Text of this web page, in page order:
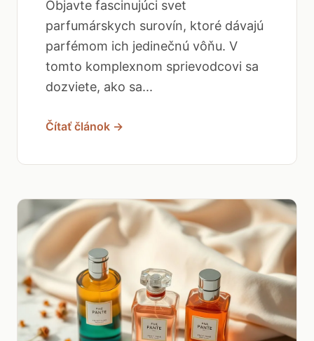
Objavte fascinujúci svet
parfumárskych surovín, ktoré dávajú
parfémom ich jedinečnú vôňu. V
tomto komplexnom sprievodcovi sa
dozviete, ako sa...
Čítať článok →